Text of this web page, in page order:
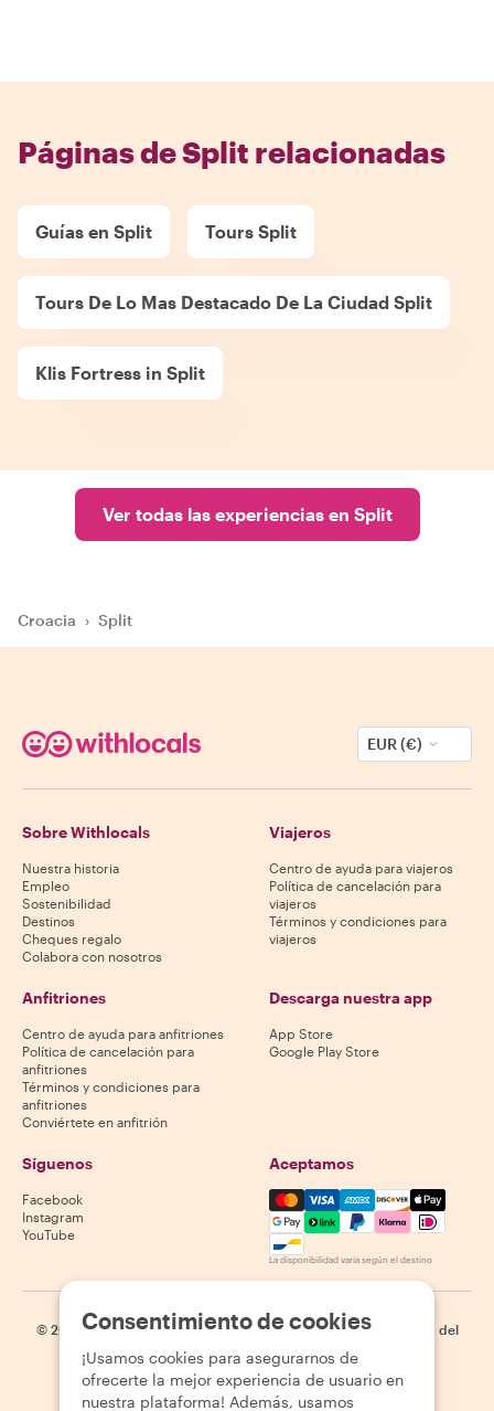
Páginas de Split relacionadas
Guías en Split Tours Split
Tours De Lo Mas Destacado De La Ciudad Split
Klis Fortress in Split
Ver todas las experiencias en Split
Croacia › Split
EUR (€)
Sobre Withlocals
Nuestra historia
Empleo
Sostenibilidad
Destinos
Cheques regalo
Colabora con nosotros
Viajeros
Centro de ayuda para viajeros
Política de cancelación para
viajeros
Términos y condiciones para
viajeros
Anfitriones
Centro de ayuda para anfitriones
Política de cancelación para
anfitriones
Términos y condiciones para
anfitriones
Conviértete en anfitrión
Descarga nuestra app
App Store
Google Play Store
Síguenos
Facebook
Instagram
YouTube
Aceptamos
Mastercard, Visa, Amex,
La disponibilidad varía según el destino
© 2026 Withlocals.com | Política de privacidad | Cookies
Mapa del
Consentimiento de cookies
¡Usamos cookies para asegurarnos de
ofrecerte la mejor experiencia de usuario en
nuestra plataforma! Además, usamos